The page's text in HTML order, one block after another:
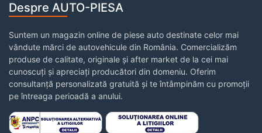
Despre AUTO-PIESA
Suntem un magazin online de piese auto destinate celor mai
vândute mărci de autovehicule din România. Comercializăm
produse de calitate, originale și after market de la cei mai
cunoscuți și apreciați producători din domeniu. Oferim
consultanță personalizată gratuită și te întâmpinăm cu promoții
pe întreaga perioadă a anului.